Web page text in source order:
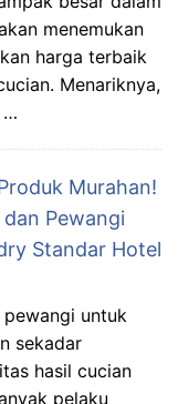
menemukan
harga terbaik
Menariknya,
…
Murahan!
Pewangi
Standar Hotel
untuk
sekadar
hasil cucian
pelaku